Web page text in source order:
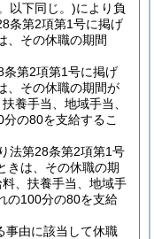
以下同じ。)により負
条第2項第1号に掲げ
、その休職の期間
第2項第1号に掲げ
、その休職の期間が
養手当、地域手当、
の80を支給するこ
法第28条第2項第1号
きは、その休職の期
、扶養手当、地域手
の100分の80を支給
事由に該当して休職